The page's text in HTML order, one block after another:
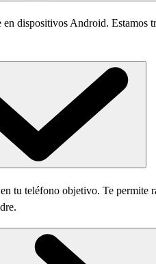
dispositivos Android. Estamos
tu teléfono objetivo. Te permite